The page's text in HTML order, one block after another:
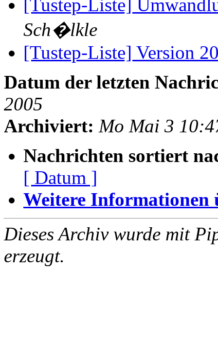
[Tustep-Liste]
Sch�lkle
[Tustep-Liste] Version
Datum der letzten
2005
Archiviert: Mo Mai 3
Nachrichten sortiert
[ Datum ]
Weitere Informationen
Dieses Archiv wurde mit
erzeugt.